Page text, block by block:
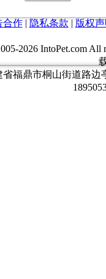
合作| 隐私条款 | 版权
2026 IntoPet.com
福鼎市桐山街道路边